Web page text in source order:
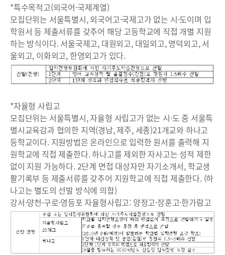
*특수목적고(외국어·국제계열)
모집단위는 서울특별시, 외국어고·국제고가 없는 시·도이며 입
학원서 등 제출서류를 갖추어 해당 고등학교에 직접 개별 지원
하는 방식이다. 서울국제고, 대원외고, 대일외고, 명덕외고, 서
울외고, 이화외고, 한영외고가 있다.
*자율형 사립고
모집단위는 서울특별시, 자율형 사립고가 없는 시·도 중 서울특
별시교육감과 협의한 지역(경남, 제주, 세종)21개교와 하나고
등학교이다. 지원방법은 온라인으로 입력한 원서를 출력해 지
원학교에 직접 제출한다. 하나고를 제외한 자사고는 성적 제한
없이 지원 가능하다. 2단계 면접 대상자만 자기소개서, 학교생
활기록부 등 제출서류를 갖추어 지원학교에 직접 제출한다. (하
나고는 별도의 선발 방식에 의함)
강서·양천·구로·영등포 자율형사립고: 양정고·장훈고·한가람고